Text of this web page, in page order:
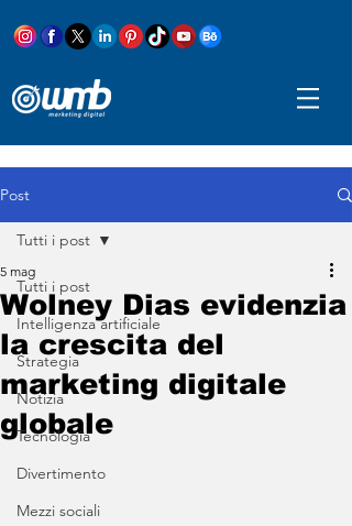
Post
Tutti i post
Intelligenza artificiale
Strategia
Notizia
Tecnologia
Divertimento
Mezzi sociali
Tutti i post
Wolney Dias evidenzia
la crescita del
marketing digitale
globale
5 mag